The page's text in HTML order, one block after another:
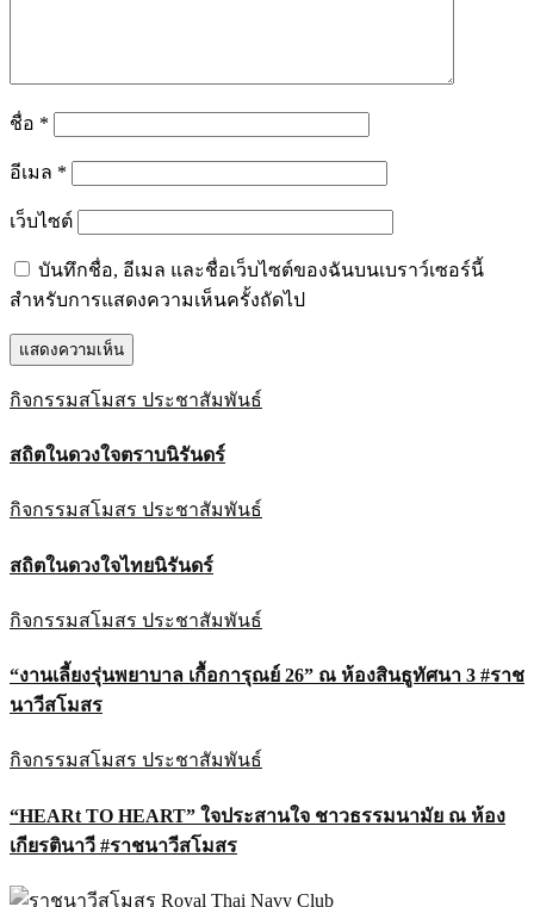
ชื่อ *
อีเมล *
เว็บไซต์
บันทึกชื่อ, อีเมล และชื่อเว็บไซต์ของฉันบนเบราว์เซอร์นี้
สำหรับการแสดงความเห็นครั้งถัดไป
กิจกรรมสโมสร ประชาสัมพันธ์
สถิตในดวงใจตราบนิรันดร์
กิจกรรมสโมสร ประชาสัมพันธ์
สถิตในดวงใจไทยนิรันดร์
กิจกรรมสโมสร ประชาสัมพันธ์
“งานเลี้ยงรุ่นพยาบาล เกื้อการุณย์ 26” ณ ห้องสินธูทัศนา 3 #ราช
นาวีสโมสร
กิจกรรมสโมสร ประชาสัมพันธ์
“HEARt TO HEART” ใจประสานใจ ชาวธรรมนามัย ณ ห้อง
เกียรตินาวี #ราชนาวีสโมสร